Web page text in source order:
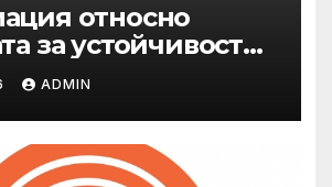
относно
за устойчивост
ADMIN